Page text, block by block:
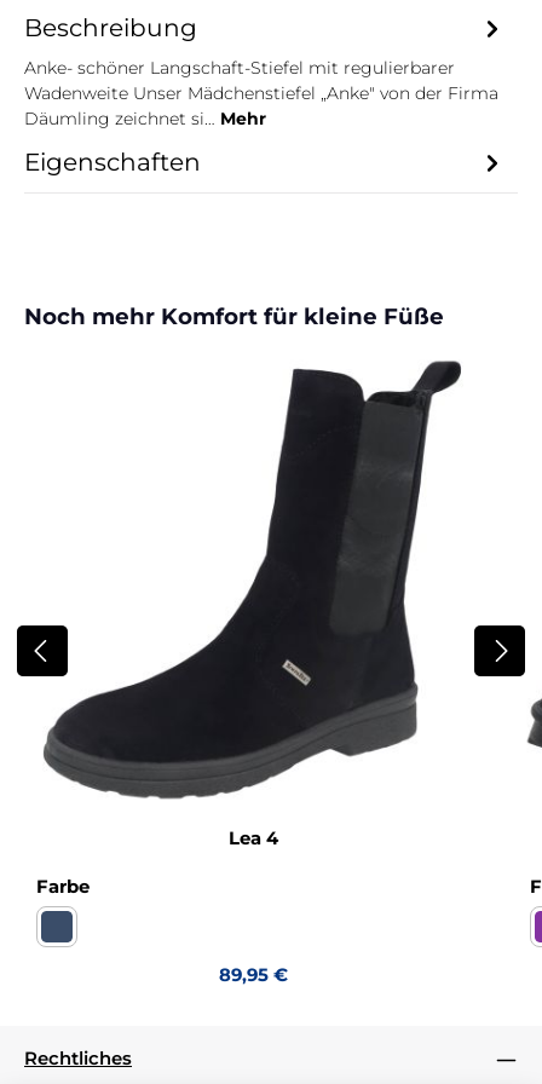
Beschreibung
Anke- schöner Langschaft-Stiefel mit regulierbarer
Wadenweite Unser Mädchenstiefel „Anke" von der Firma
Däumling zeichnet si… Mehr
Eigenschaften
Produktgalerie überspringen
Noch mehr Komfort für kleine Füße
Lea 4
Farbeauswählen
Turino ozean Sympatex WF
Regulärer Preis:
89,95 €
Rechtliches